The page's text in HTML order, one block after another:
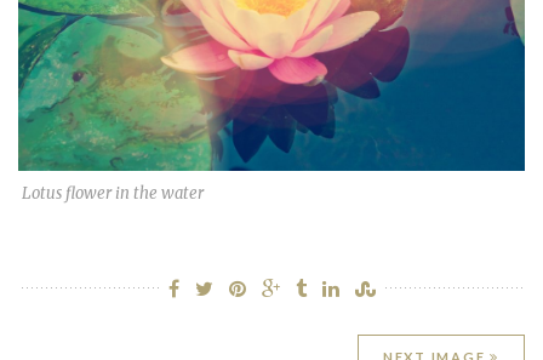
Lotus flower in the water
NEXT IMAGE